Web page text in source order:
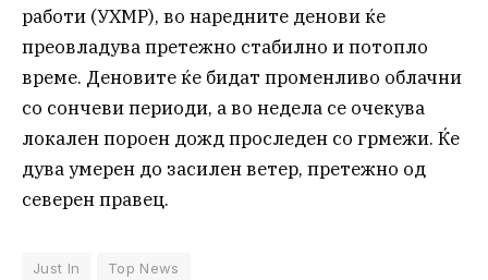
работи (УХМР), во наредните денови ќе
преовладува претежно стабилно и потопло
време. Деновите ќе бидат променливо облачни
со сончеви периоди, а во недела се очекува
локален пороен дожд проследен со грмежи. Ќе
дува умерен до засилен ветер, претежно од
северен правец.
Just In Top News